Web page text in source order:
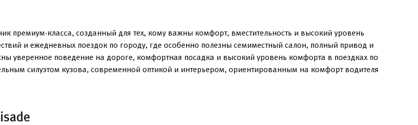
класса, созданный для тех, кому важны комфорт, вместительность и высокий уровень
и ежедневных поездок по городу, где особенно полезны семиместный салон, полный привод и
уверенное поведение на дороге, комфортная посадка и высокий уровень комфорта в поездках по
силуэтом кузова, современной оптикой и интерьером, ориентированным на комфорт водителя